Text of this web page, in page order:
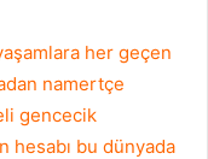
her geçen
namertçe
gencecik
hesabı bu dünyada